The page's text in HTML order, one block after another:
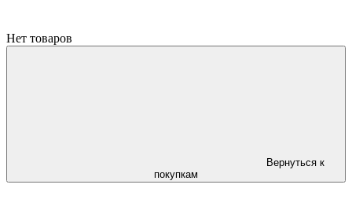
Нет товаров
Вернуться к
покупкам